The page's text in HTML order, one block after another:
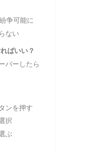
争可能に
ない
ばいい？
バーしたら
ンを押す
択
ぶ